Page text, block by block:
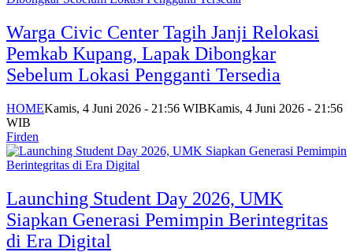
Warga Civic Center Tagih Janji Relokasi
Pemkab Kupang, Lapak Dibongkar
Sebelum Lokasi Pengganti Tersedia
HOMEKamis, 4 Juni 2026 - 21:56 WIBKamis, 4 Juni 2026 - 21:56
WIB
Firden
Launching Student Day 2026, UMK
Siapkan Generasi Pemimpin Berintegritas
di Era Digital